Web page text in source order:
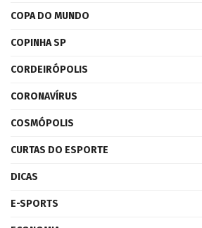
COPA DO MUNDO
COPINHA SP
CORDEIRÓPOLIS
CORONAVÍRUS
COSMÓPOLIS
CURTAS DO ESPORTE
DICAS
E-SPORTS